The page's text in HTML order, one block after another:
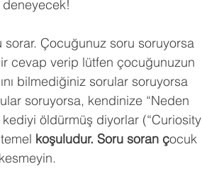
deneyecek!
Çocuğunuz soru soruyorsa
cevap verip lütfen çocuğunuzun
bilmediğiniz sorular soruyorsa
soruyorsa, kendinize “Neden
öldürmüş diyorlar (“Curiosity
koşuludur. Soru soran çocuk